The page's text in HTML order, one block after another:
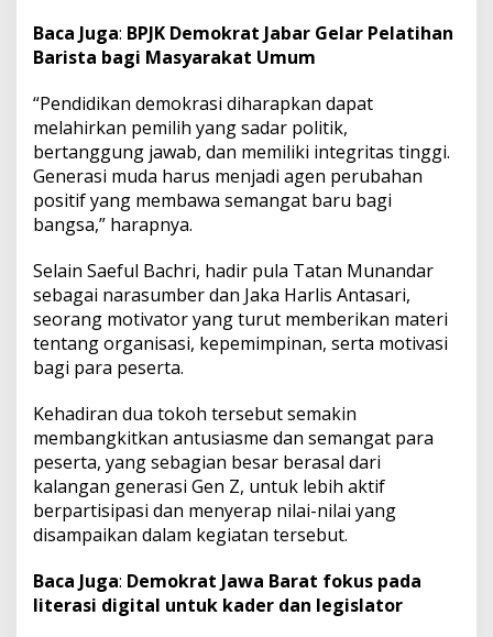
Baca Juga: BPJK Demokrat Jabar Gelar Pelatihan
Barista bagi Masyarakat Umum
“Pendidikan demokrasi diharapkan dapat
melahirkan pemilih yang sadar politik,
bertanggung jawab, dan memiliki integritas tinggi.
Generasi muda harus menjadi agen perubahan
positif yang membawa semangat baru bagi
bangsa,” harapnya.
Selain Saeful Bachri, hadir pula Tatan Munandar
sebagai narasumber dan Jaka Harlis Antasari,
seorang motivator yang turut memberikan materi
tentang organisasi, kepemimpinan, serta motivasi
bagi para peserta.
Kehadiran dua tokoh tersebut semakin
membangkitkan antusiasme dan semangat para
peserta, yang sebagian besar berasal dari
kalangan generasi Gen Z, untuk lebih aktif
berpartisipasi dan menyerap nilai-nilai yang
disampaikan dalam kegiatan tersebut.
Baca Juga: Demokrat Jawa Barat fokus pada
literasi digital untuk kader dan legislator